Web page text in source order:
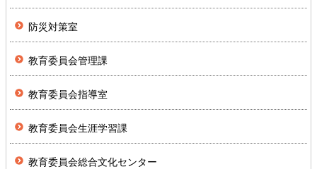
防災対策室
教育委員会管理課
教育委員会指導室
教育委員会生涯学習課
教育委員会総合文化センター